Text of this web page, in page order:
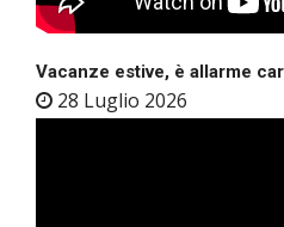
Vacanze estive, è allarme
28 Luglio 2026